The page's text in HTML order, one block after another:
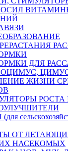
ДЛЯ
ЖИЗНИ
РОСТА
ОТ
НАСЕКОМЫХ